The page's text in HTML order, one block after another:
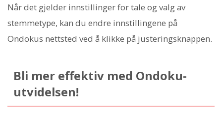
Når det gjelder innstillinger for tale og valg av
stemmetype, kan du endre innstillingene på
Ondokus nettsted ved å klikke på justeringsknappen.
Bli mer effektiv med Ondoku-
utvidelsen!